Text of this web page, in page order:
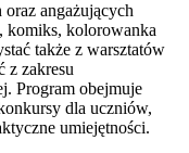
angażujących
komiks, kolorowanka
także z warsztatów
z zakresu
Program obejmuje
dla uczniów,
umiejętności.